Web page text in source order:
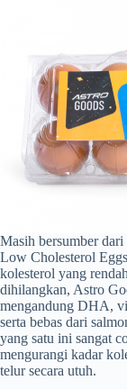
Masih bersumber
Low Cholesterol
kolesterol yang
dihilangkan, Astro
mengandung DHA,
serta bebas dari
yang satu ini sangat
mengurangi kadar
telur secara utuh.